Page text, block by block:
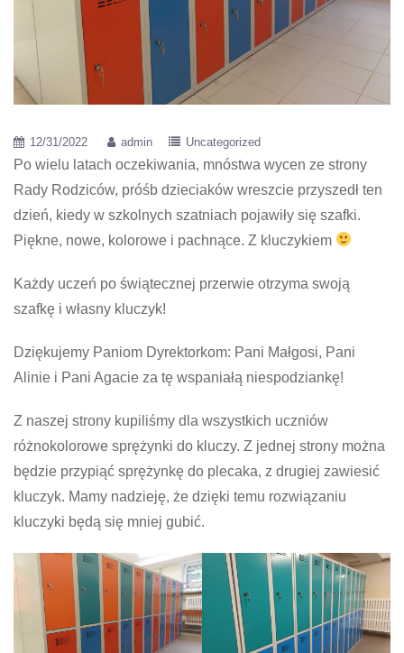
12/31/2022 admin Uncategorized
Po wielu latach oczekiwania, mnóstwa wycen ze strony
Rady Rodziców, próśb dzieciaków wreszcie przyszedł ten
dzień, kiedy w szkolnych szatniach pojawiły się szafki.
Piękne, nowe, kolorowe i pachnące. Z kluczykiem
Każdy uczeń po świątecznej przerwie otrzyma swoją
szafkę i własny kluczyk!
Dziękujemy Paniom Dyrektorkom: Pani Małgosi, Pani
Alinie i Pani Agacie za tę wspaniałą niespodziankę!
Z naszej strony kupiliśmy dla wszystkich uczniów
różnokolorowe sprężynki do kluczy. Z jednej strony można
będzie przypiąć sprężynkę do plecaka, z drugiej zawiesić
kluczyk. Mamy nadzieję, że dzięki temu rozwiązaniu
kluczyki będą się mniej gubić.